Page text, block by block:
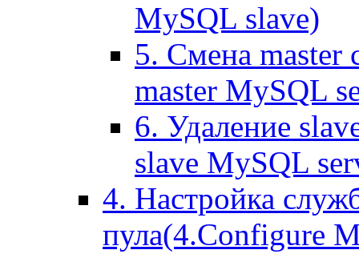
MySQL slave)
5. Смена master
master MySQL
6. Удаление
slave MySQL
4. Настройка
пула(4.Configure